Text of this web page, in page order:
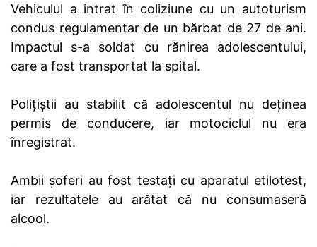
Vehiculul a intrat în coliziune cu un autoturism
condus regulamentar de un bărbat de 27 de ani.
Impactul s-a soldat cu rănirea adolescentului,
care a fost transportat la spital.
Polițiștii au stabilit că adolescentul nu deținea
permis de conducere, iar motociclul nu era
înregistrat.
Ambii șoferi au fost testați cu aparatul etilotest,
iar rezultatele au arătat că nu consumaseră
alcool.